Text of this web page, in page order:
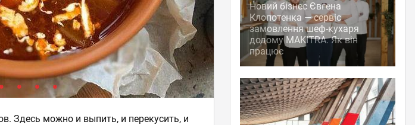
Здесь можно и выпить, и перекусить, и
Новий бізнес Євгена
Клопотенка — сервіс
замовлення шеф-кухаря
додому MAKITRA. Як він
працює